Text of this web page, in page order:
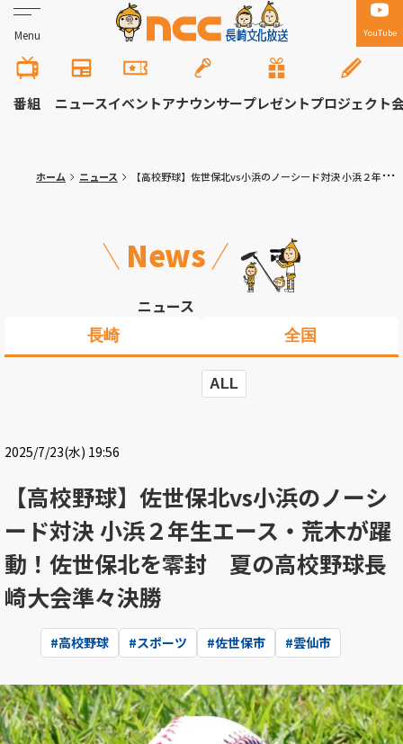
Menu YouTube
番組 ニュースイベントアナウンサープレゼントプロジェクト
ホーム ニュース 【高校野球】佐世保北vs小浜のノーシード対決 小浜２年生エース・荒木が躍動！佐世保北を零封 夏の高校野球長崎大会準々決勝
News
ニュース
長崎 全国
ALL
2025/7/23(水) 19:56
【高校野球】佐世保北vs小浜のノーシ
ード対決 小浜２年生エース・荒木が躍
動！佐世保北を零封 夏の高校野球長
崎大会準々決勝
#高校野球 #スポーツ #佐世保市 #雲仙市